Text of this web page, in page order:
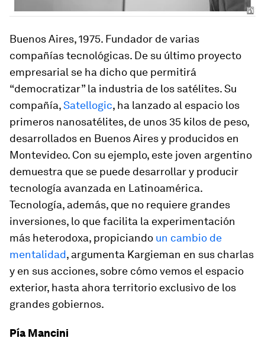
Buenos Aires, 1975. Fundador de varias
compañías tecnológicas. De su último proyecto
empresarial se ha dicho que permitirá
“democratizar” la industria de los satélites. Su
compañía,Satellogic, ha lanzado al espacio los
primeros nanosatélites, de unos 35 kilos de peso,
desarrollados en Buenos Aires y producidos en
Montevideo. Con su ejemplo, este joven argentino
demuestra que se puede desarrollar y producir
tecnología avanzada en Latinoamérica.
Tecnología, además, que no requiere grandes
inversiones, lo que facilita la experimentación
más heterodoxa, propiciando un cambio de
mentalidad, argumenta Kargieman en sus charlas
y en sus acciones, sobre cómo vemos el espacio
exterior, hasta ahora territorio exclusivo de los
grandes gobiernos.
Pía Mancini